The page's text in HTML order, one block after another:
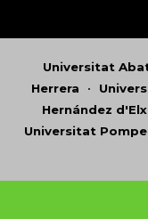
Universitat
Herrera •
Hernández d'Elx
Universitat